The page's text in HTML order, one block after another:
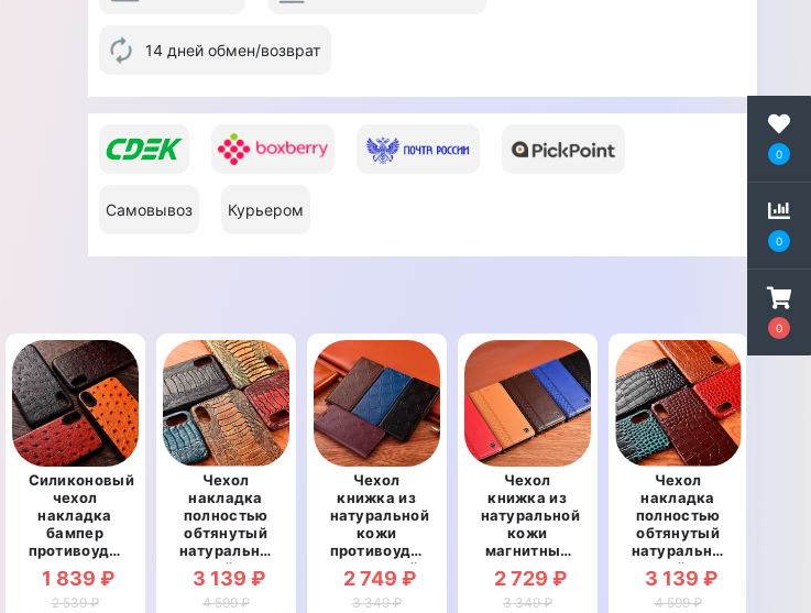
0
0
0
14 дней обмен/возврат
Самовывоз Курьером
Силиконовый
чехол
накладка
бампер
противоударный
со
вставкой из
натуральной
1 839 ₽
2 539 ₽
Чехол
накладка
полностью
обтянутый
натуральной
кожей для
OnePlus 9
"SIGNATURE
3 139 ₽
4 599 ₽
Чехол
книжка из
натуральной
кожи
противоударный
магнитный
для OnePlus
9 "CRUCIS"
2 749 ₽
3 349 ₽
Чехол
книжка из
натуральной
кожи
магнитный
противоударный
для OnePlus
9
2 729 ₽
3 349 ₽
Чехол
накладка
полностью
обтянутый
натуральной
кожей для
OnePlus 9
"SIGNATURE
3 139 ₽
4 599 ₽